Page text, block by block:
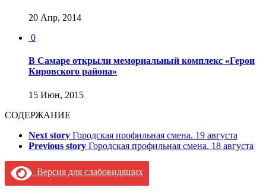
20 Апр, 2014
0
В Самаре открыли мемориальный комплекс «Герои
Кировского района»
15 Июн, 2015
СОДЕРЖАНИЕ
Next story Городская профильная смена. 19 августа
Previous story Городская профильная смена. 18 августа
Версия для слабовидящих